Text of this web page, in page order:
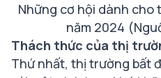
Những cơ hội dành cho
năm 2024
Thách thức của thị
Thứ nhất, thị trường bất